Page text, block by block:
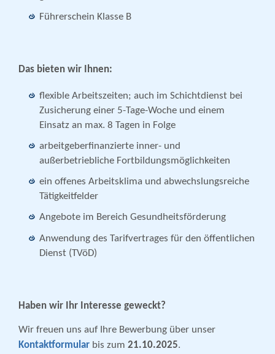
Führerschein Klasse B
Das bieten wir Ihnen:
flexible Arbeitszeiten; auch im Schichtdienst bei
Zusicherung einer 5-Tage-Woche und einem
Einsatz an max. 8 Tagen in Folge
arbeitgeberfinanzierte inner- und
außerbetriebliche Fortbildungsmöglichkeiten
ein offenes Arbeitsklima und abwechslungsreiche
Tätigkeitfelder
Angebote im Bereich Gesundheitsförderung
Anwendung des Tarifvertrages für den öffentlichen
Dienst (TVöD)
Haben wir Ihr Interesse geweckt?
Wir freuen uns auf Ihre Bewerbung über unser
Kontaktformular bis zum 21.10.2025.